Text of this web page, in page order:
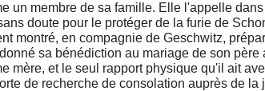
un membre de sa famille. Elle l'appelle
doute pour le protéger de la furie de
montré, en compagnie de Geschwitz,
sa bénédiction au mariage de son
mère, et le seul rapport physique qu'il ait
de recherche de consolation auprès de la